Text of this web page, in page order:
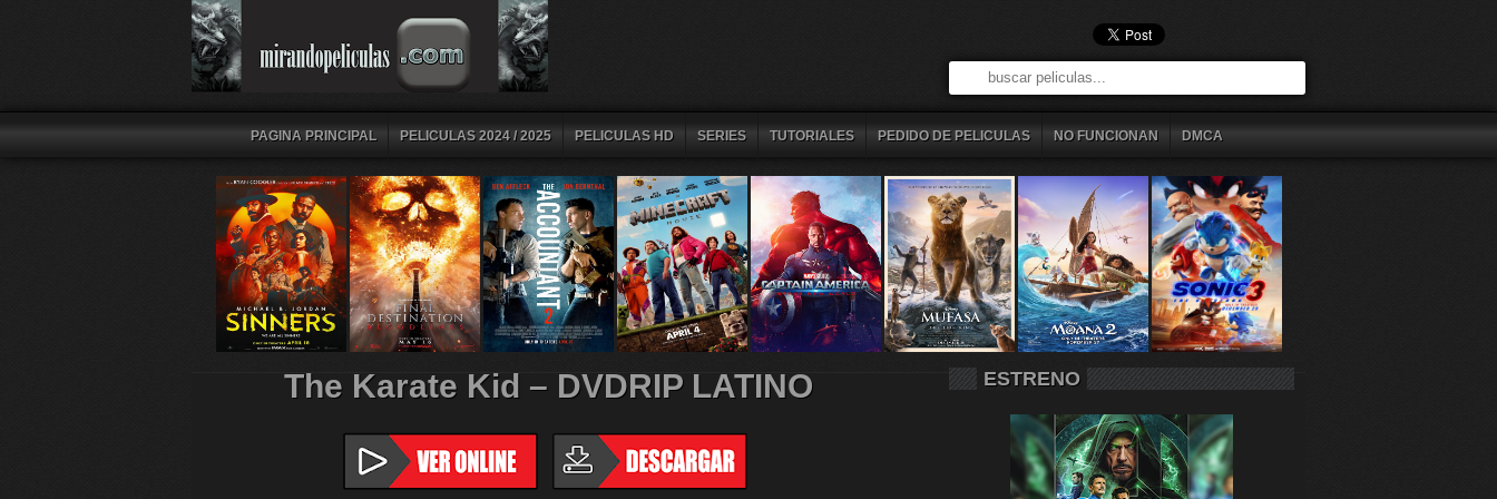
PAGINA PRINCIPAL PELICULAS 2024 / 2025 PELICULAS HD SERIES TUTORIALES PEDIDO DE PELICULAS NO FUNCIONAN DMCA
The Karate Kid – DVDRIP LATINO ESTRENO